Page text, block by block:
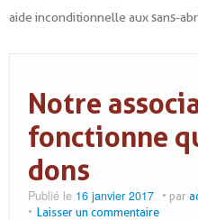
aide inconditionnelle aux sans-
Notre
fonctionne
dons
Publié le 16 janvier 2017 par
Laisser un commentaire